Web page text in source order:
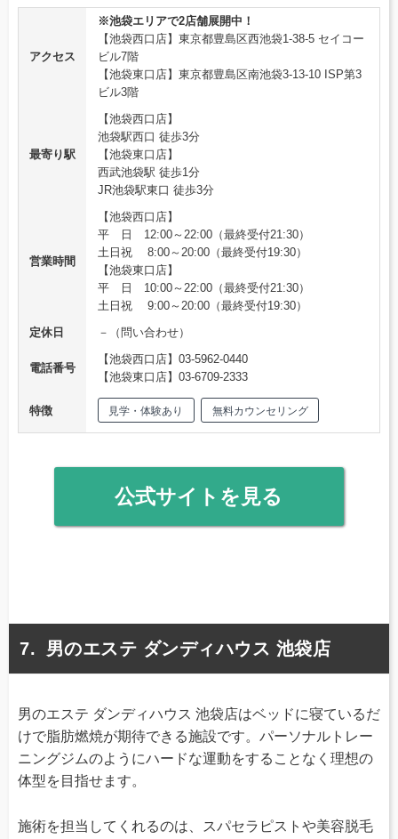
アクセス
※池袋エリアで2店舗展開中！
【池袋西口店】東京都豊島区西池袋1-38-5 セイコー
ビル7階
【池袋東口店】東京都豊島区南池袋3-13-10 ISP第3
ビル3階
最寄り駅
【池袋西口店】
池袋駅西口 徒歩3分
【池袋東口店】
西武池袋駅 徒歩1分
JR池袋駅東口 徒歩3分
営業時間
【池袋西口店】
平 日 12:00～22:00（最終受付21:30）
土日祝 8:00～20:00（最終受付19:30）
【池袋東口店】
平 日 10:00～22:00（最終受付21:30）
土日祝 9:00～20:00（最終受付19:30）
定休日
－（問い合わせ）
電話番号
【池袋西口店】03-5962-0440
【池袋東口店】03-6709-2333
特徴 見学・体験あり 無料カウンセリング
公式サイトを見る
男のエステ ダンディハウス 池袋店
男のエステ ダンディハウス 池袋店はベッドに寝ているだ
けで脂肪燃焼が期待できる施設です。パーソナルトレー
ニングジムのようにハードな運動をすることなく理想の
体型を目指せます。
施術を担当してくれるのは、スパセラピストや美容脱毛